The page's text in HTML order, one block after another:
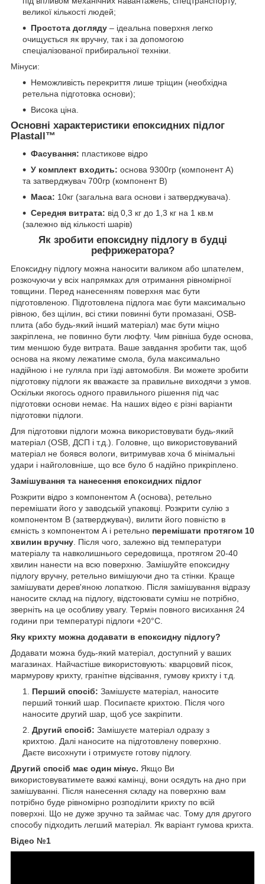
великої кількості людей;
Простота догляду – ідеальна поверхня легко
очищується як вручну, так і за допомогою
спеціалізованої прибиральної техніки.
Мінуси:
Неможливість перекриття лише тріщин (необхідна
ретельна підготовка основи);
Висока ціна.
Основні характеристики епоксидних підлог
Plastall™
Фасування: пластикове відро
У комплект входить: основа 9300гр (компонент А)
та затверджувач 700гр (компонент В)
Маса: 10кг (загальна вага основи і затверджувача).
Середня витрата: від 0,3 кг до 1,3 кг на 1 кв.м
(залежно від кількості шарів)
Як зробити епоксидну підлогу в будці
рефрижератора?
Епоксидну підлогу можна наносити валиком або шпателем,
розкочуючи у всіх напрямках для отримання рівномірної
товщини. Перед нанесенням поверхня має бути
підготовленою. Підготовлена ​​підлога має бути максимально
рівною, без щілин, всі стики повинні бути промазані, OSB-
плита (або будь-який інший матеріал) має бути міцно
закріплена, не повинно бути люфту. Чим рівніша буде основа,
тим меншою буде витрата. Ваше завдання зробити так, щоб
основа на якому лежатиме смола, була максимально
надійною і не гуляла при їзді автомобіля. Ви можете зробити
підготовку підлоги як вважаєте за правильне виходячи з умов.
Оскільки якогось одного правильного рішення під час
підготовки основи немає. На наших відео є різні варіанти
підготовки підлоги.
Для підготовки підлоги можна використовувати будь-який
матеріал (OSB, ДСП і т.д.). Головне, що використовуваний
матеріал не боявся вологи, витримував хоча б мінімальні
удари і найголовніше, що все було б надійно прикріплено.
Замішування та нанесення епоксидних підлог
Розкрити відро з компонентом А (основа), ретельно
перемішати його у заводській упаковці. Розкрити сулію з
компонентом В (затверджувач), вилити його повністю в
ємність з компонентом А і ретельно перемішати протягом 10
хвилин вручну. Після чого, залежно від температури
матеріалу та навколишнього середовища, протягом 20-40
хвилин нанести на всю поверхню. Замішуйте епоксидну
підлогу вручну, ретельно вимішуючи дно та стінки. Краще
замішувати дерев'яною лопаткою. Після замішування відразу
наносите склад на підлогу, відстоювати суміш не потрібно,
зверніть на це особливу увагу. Термін повного висихання 24
години при температурі підлоги +20°С.
Яку крихту можна додавати в епоксидну підлогу?
Додавати можна будь-який матеріал, доступний у ваших
магазинах. Найчастіше використовують: кварцовий пісок,
мармурову крихту, гранітне відсівання, гумову крихту і т.д.
Перший спосіб: Замішуєте матеріал, наносите
перший тонкий шар. Посипаєте крихтою. Після чого
наносите другий шар, щоб усе закріпити.
Другий спосіб: Замішуєте матеріал одразу з
крихтою. Далі наносите на підготовлену поверхню.
Даєте висохнути і отримуєте готову підлогу.
Другий спосіб має один мінус. Якщо Ви
використовуватимете важкі камінці, вони осядуть на дно при
замішуванні. Після нанесення складу на поверхню вам
потрібно буде рівномірно розподілити крихту по всій
поверхні. Що не дуже зручно та займає час. Тому для другого
способу підходить легший матеріал. Як варіант гумова крихта.
Відео №1